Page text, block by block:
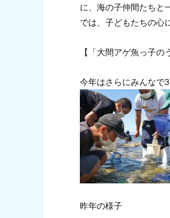
に、海の子仲間たちと
では、子どもたちの心
【「大間アゲ魚っ子
今年はさらにみんなで
昨年の様子